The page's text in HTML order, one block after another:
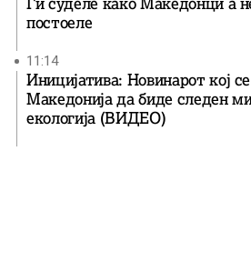
постоеле
11:14
Иницијатива: Новинарот кој
Македонија да биде следен
екологија (ВИДЕО)